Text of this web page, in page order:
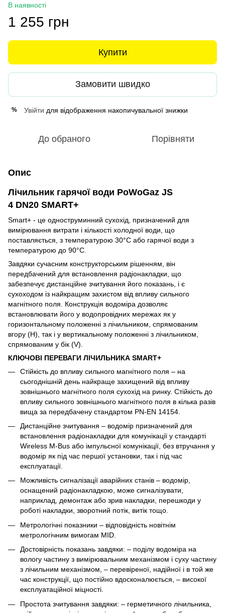
В наявності
1 255 грн
Купити
Замовити швидко
% Увійти для відображення накопичувальної знижки
До обраного Порівняти
Опис
Лічильник гарячої води PoWoGaz JS
4 DN20 SMART+
Smart+ - це одноструминний сухохід, призначений для
вимірювання витрати і кількості холодної води, що
поставляється, з температурою 30°C або гарячої води з
температурою до 90°C.
Завдяки сучасним конструкторським рішенням, він
передбачений для встановлення радіонакладки, що
забезпечує дистанційне зчитування його показань, і є
сухоходом із найкращим захистом від впливу сильного
магнітного поля. Конструкція водоміра дозволяє
встановлювати його у водопровідних мережах як у
горизонтальному положенні з лічильником, спрямованим
вгору (H), так і у вертикальному положенні з лічильником,
спрямованим у бік (V).
КЛЮЧОВІ ПЕРЕВАГИ ЛІЧИЛЬНИКА SMART+
Стійкість до впливу сильного магнітного поля – на
сьогоднішній день найкраще захищений від впливу
зовнішнього магнітного поля сухохід на ринку. Стійкість до
впливу сильного зовнішнього магнітного поля в кілька разів
вища за передбачену стандартом PN-EN 14154.
Дистанційне зчитування – водомір призначений для
встановлення радіонакладки для комунікації у стандарті
Wireless M-Bus або імпульсної комунікації, без втручання у
водомір як під час першої установки, так і під час
експлуатації.
Можливість сигналізації аварійних станів – водомір,
оснащений радіонакладкою, може сигналізувати,
наприклад, демонтаж або зрив накладки, перешкоди у
роботі накладки, зворотний потік, витік тощо.
Метрологічні показники – відповідність новітнім
метрологічним вимогам MID.
Достовірність показань завдяки: – поділу водоміра на
вологу частину з вимірювальним механізмом і суху частину
з лічильним механізмом, – перевіреної, надійної і в той же
час конструкції, що постійно вдосконалюється, – високої
експлуатаційної міцності.
Простота зчитування завдяки: – герметичного лічильника,